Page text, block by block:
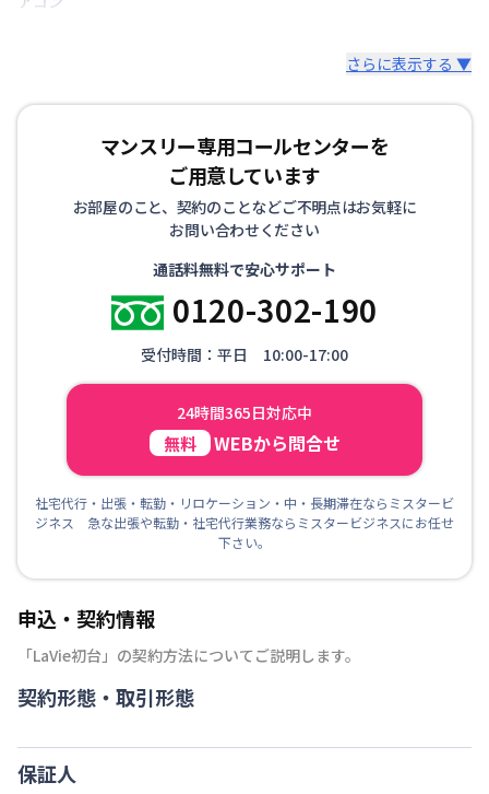
さらに表示する ▼
マンスリー専用コールセンターを
ご用意しています
お部屋のこと、契約のことなどご不明点はお気軽に
お問い合わせください
通話料無料で安心サポート
0120-302-190
受付時間：平日 10:00-17:00
24時間365日対応中
無料 WEBから問合せ
社宅代行・出張・転勤・リロケーション・中・長期滞在ならミスタービ
ジネス 急な出張や転勤・社宅代行業務ならミスタービジネスにお任せ
下さい。
申込・契約情報
「LaVie初台 」の契約方法についてご説明します。
契約形態・取引形態
保証人